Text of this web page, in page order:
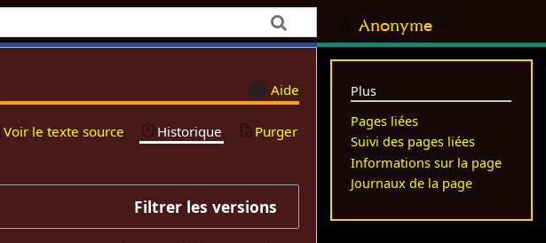
Anonyme
Aide
Voir le texte source Historique Purger
Filtrer les versions
Plus
Pages liées
Suivi des pages liées
Informations sur la page
Journaux de la page